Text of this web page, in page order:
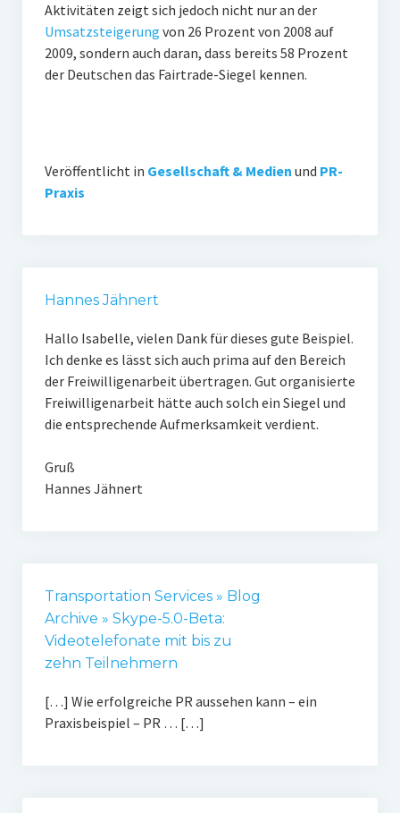
Aktivitäten zeigt sich jedoch nicht nur an der
Umsatzsteigerung von 26 Prozent von 2008 auf
2009, sondern auch daran, dass bereits 58 Prozent
der Deutschen das Fairtrade-Siegel kennen.
Veröffentlicht in Gesellschaft & Medien und PR-
Praxis
Hannes Jähnert
Hallo Isabelle, vielen Dank für dieses gute Beispiel.
Ich denke es lässt sich auch prima auf den Bereich
der Freiwilligenarbeit übertragen. Gut organisierte
Freiwilligenarbeit hätte auch solch ein Siegel und
die entsprechende Aufmerksamkeit verdient.
Gruß
Hannes Jähnert
Transportation Services » Blog
Archive » Skype-5.0-Beta:
Videotelefonate mit bis zu
zehn Teilnehmern
[…] Wie erfolgreiche PR aussehen kann – ein
Praxisbeispiel – PR … […]